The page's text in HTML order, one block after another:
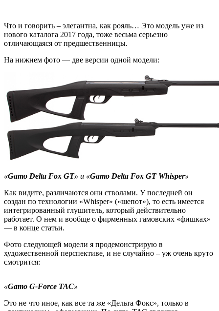
Что и говорить – элегантна, как рояль… Это модель уже из
нового каталога 2017 года, тоже весьма серьезно
отличающаяся от предшественницы.
На нижнем фото — две версии одной модели:
«Gamo Delta Fox GT» и «Gamo Delta Fox GT Whisper»
Как видите, различаются они стволами. У последней он
создан по технологии «Whisper» («шепот»), то есть имеется
интегрированный глушитель, который действительно
работает. О нем и вообще о фирменных гамовских «фишках»
— в конце статьи.
Фото следующей модели я продемонстрирую в
художественной перспективе, и не случайно – уж очень круто
смотрится:
«Gamo G-Force TAC»
Это не что иное, как все та же «Дельта Фокс», только в